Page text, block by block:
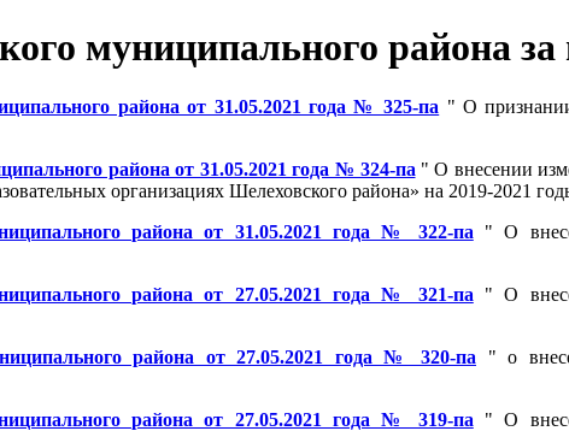
муниципального района за
района от 31.05.2021 года № 325-па " О
района от 31.05.2021 года № 324-па " О внесении
организациях Шелеховского района» на 2019-2021
района от 31.05.2021 года № 322-па " О
района от 27.05.2021 года № 321-па " О
района от 27.05.2021 года № 320-па " о
района от 27.05.2021 года № 319-па " О